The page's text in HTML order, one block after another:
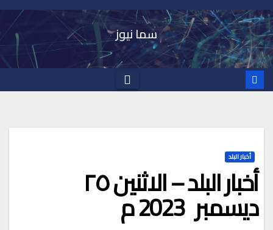
Skip
to
content
سما نيوز
أخبار البلد
أخبار البلد – الاثنين ٢٥
ديسمبر 2023 م